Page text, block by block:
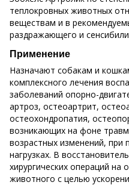
теплокровных животных
веществам и в
раздражающего и
Применение
Назначают собакам и
комплексного лечения
заболеваний опорно-
артроз, остеоартрит,
остеохондропатия,
возникающих на фоне травм
возрастных изменений, при
нагрузках. В
хирургических операций на
животного с целью